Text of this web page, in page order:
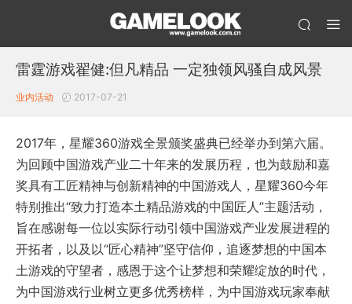
雷霆游戏翟健:但凡精品 一定独领风骚自成风景
业内活动 2017-07-21
2017年，星耀360游戏全景颁奖盛典已经举办到第六届。
为回顾中国游戏产业二十年来的发展历程，也为鼓励和嘉
奖具有工匠精神与创新精神的中国游戏人，星耀360今年
特别推出“致力打造本土精品游戏的中国匠人”主题活动，
旨在感谢每一位以实际行动引领中国游戏产业发展进程的
开拓者，以及以“匠心精神”坚守信仰，追逐梦想的中国本
土游戏的守望者，感恩于这个让梦想和荣耀绽放的时代，
为中国游戏行业树立更多优秀榜样，为中国游戏玩家奉献